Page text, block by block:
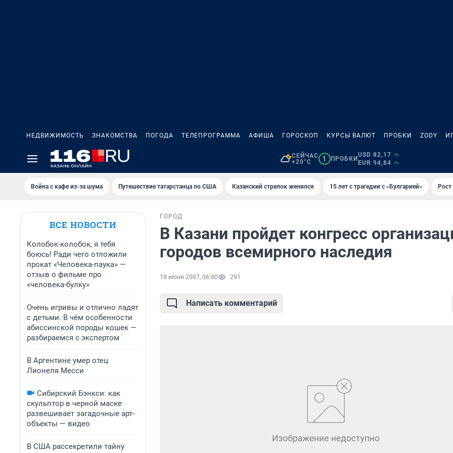
НЕДВИЖИМОСТЬ ЗНАКОМСТВА ПОГОДА ТЕЛЕПРОГРАММА АФИША ГОРОСКОП КУРСЫ ВАЛЮТ ПРОБКИ ZODY
СЕЙЧАС
+20°C
1 ПРОБКИ
USD 82,17
EUR 94,84
Война с кафе из-за шума Путешествие татарстанца по США Казанский стрелок женился 15 лет с трагедии с «Булгарией»
ВСЕ НОВОСТИ
Колобок-колобок, я тебя
боюсь! Ради чего отложили
прокат «Человека-паука» —
отзыв о фильме про
«человека-булку»
Очень игривы и отлично ладят
с детьми. В чём особенности
абиссинской породы кошек —
разбираемся с экспертом
В Аргентине умер отец
Лионеля Месси
Сибирский Бэнкси: как
скульптор в черной маске
развешивает загадочные арт-
объекты — видео
В США рассекретили тайну
ГОРОД
В Казани пройдет конгресс
городов всемирного наследия
19 июня 2007, 06:00 291
Написать комментарий